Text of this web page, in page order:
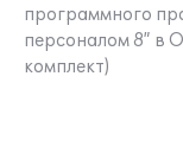
программного
персоналом 8”
комплект)